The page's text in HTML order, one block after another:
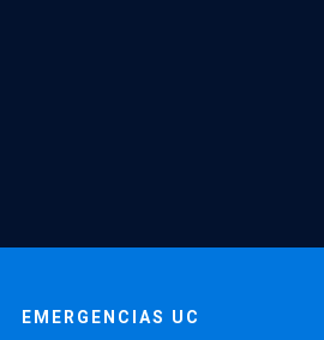
EMERGENCIAS UC